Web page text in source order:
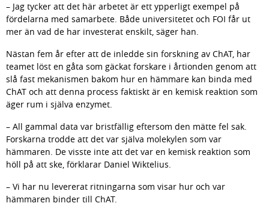
– Jag tycker att det här arbetet är ett ypperligt exempel på
fördelarna med samarbete. Både universitetet och FOI får ut
mer än vad de har investerat enskilt, säger han.
Nästan fem år efter att de inledde sin forskning av ChAT, har
teamet löst en gåta som gäckat forskare i årtionden genom att
slå fast mekanismen bakom hur en hämmare kan binda med
ChAT och att denna process faktiskt är en kemisk reaktion som
äger rum i själva enzymet.
– All gammal data var bristfällig eftersom den mätte fel sak.
Forskarna trodde att det var själva molekylen som var
hämmaren. De visste inte att det var en kemisk reaktion som
höll på att ske, förklarar Daniel Wiktelius.
– Vi har nu levererat ritningarna som visar hur och var
hämmaren binder till ChAT.